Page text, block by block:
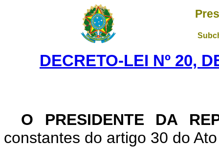
DECRETO-LEI Nº 20,
O PRESIDENTE DA
constantes do artigo 30 do